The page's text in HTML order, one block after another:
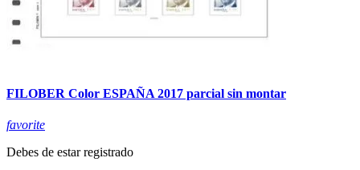
FILOBER Color ESPAÑA 2017 parcial sin montar
favorite
Debes de estar registrado